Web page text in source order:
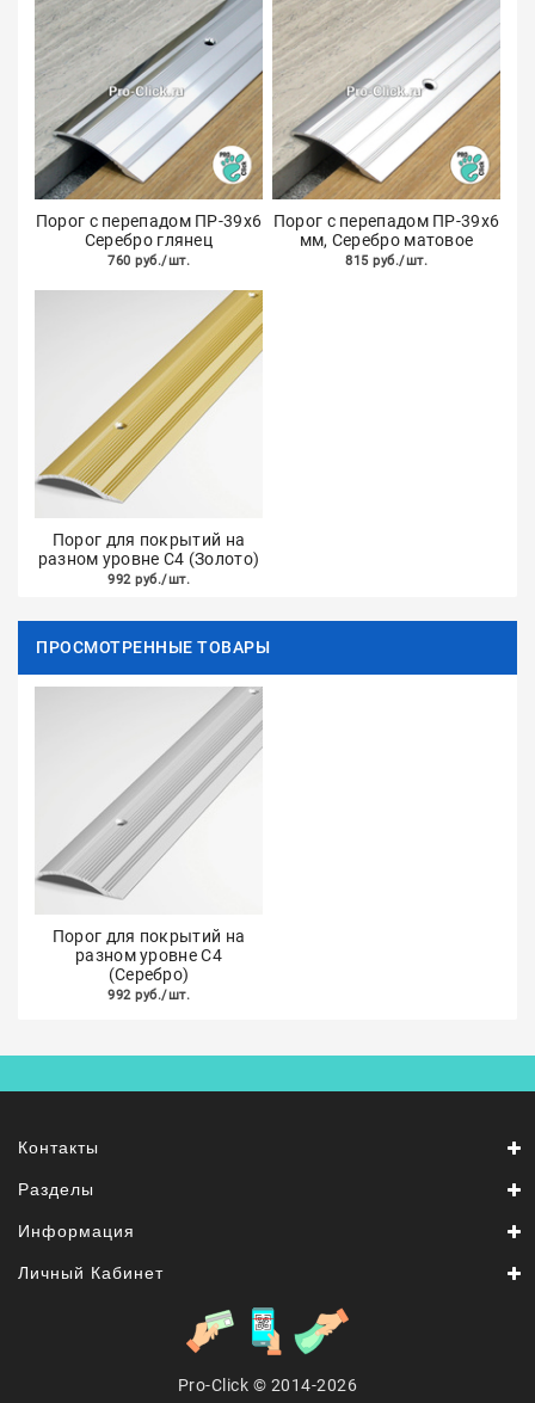
Порог с перепадом ПР-39х6
Серебро глянец
760 руб./шт.
Порог с перепадом ПР-39х6
мм, Серебро матовое
815 руб./шт.
Порог для покрытий на
разном уровне С4 (Золото)
992 руб./шт.
ПРОСМОТРЕННЫЕ ТОВАРЫ
Порог для покрытий на
разном уровне С4
(Серебро)
992 руб./шт.
Контакты
Разделы
Информация
Личный Кабинет
Pro-Click © 2014-2026